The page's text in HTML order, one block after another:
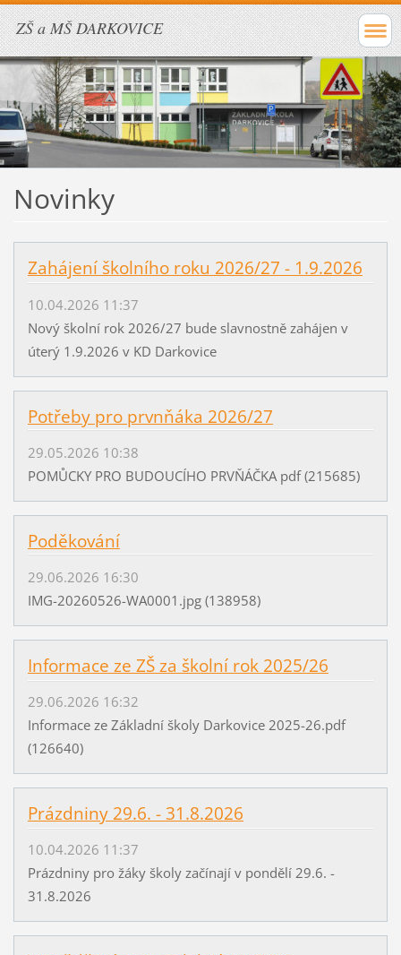
ZŠ a MŠ DARKOVICE
Novinky
Zahájení školního roku 2026/27 - 1.9.2026
10.04.2026 11:37
Nový školní rok 2026/27 bude slavnostně zahájen v
úterý 1.9.2026 v KD Darkovice
Potřeby pro prvnňáka 2026/27
29.05.2026 10:38
POMŮCKY PRO BUDOUCÍHO PRVŇÁČKA pdf (215685)
Poděkování
29.06.2026 16:30
IMG-20260526-WA0001.jpg (138958)
Informace ze ZŠ za školní rok 2025/26
29.06.2026 16:32
Informace ze Základní školy Darkovice 2025-26.pdf
(126640)
Prázdniny 29.6. - 31.8.2026
10.04.2026 11:37
Prázdniny pro žáky školy začínají v pondělí 29.6. -
31.8.2026